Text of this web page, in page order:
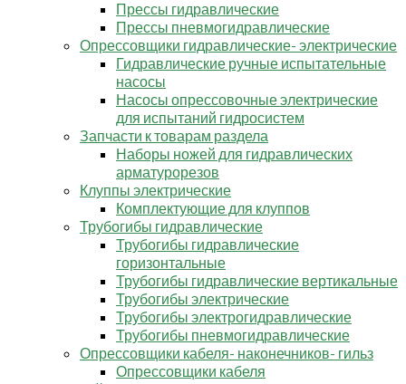
Прессы гидравлические
Прессы пневмогидравлические
Опрессовщики гидравлические- электрические
Гидравлические ручные испытательные
насосы
Насосы опрессовочные электрические
для испытаний гидросистем
Запчасти к товарам раздела
Наборы ножей для гидравлических
арматурорезов
Клуппы электрические
Комплектующие для клуппов
Трубогибы гидравлические
Трубогибы гидравлические
горизонтальные
Трубогибы гидравлические вертикальные
Трубогибы электрические
Трубогибы электрогидравлические
Трубогибы пневмогидравлические
Опрессовщики кабеля- наконечников- гильз
Опрессовщики кабеля